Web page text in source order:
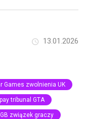
13.01.2026
Games zwolnienia UK
tribunal GTA
związek graczy